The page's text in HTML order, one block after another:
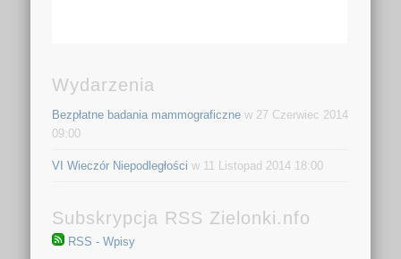
Wydarzenia
Bezpłatne badania mammograficzne w 27 Czerwiec 2014
09:00
VI Wieczór Niepodległości w 11 Listopad 2014 18:00
Subskrypcja RSS Zielonki.nfo
RSS - Wpisy